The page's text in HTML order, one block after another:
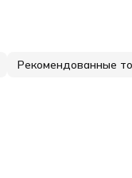
Рекомендованные